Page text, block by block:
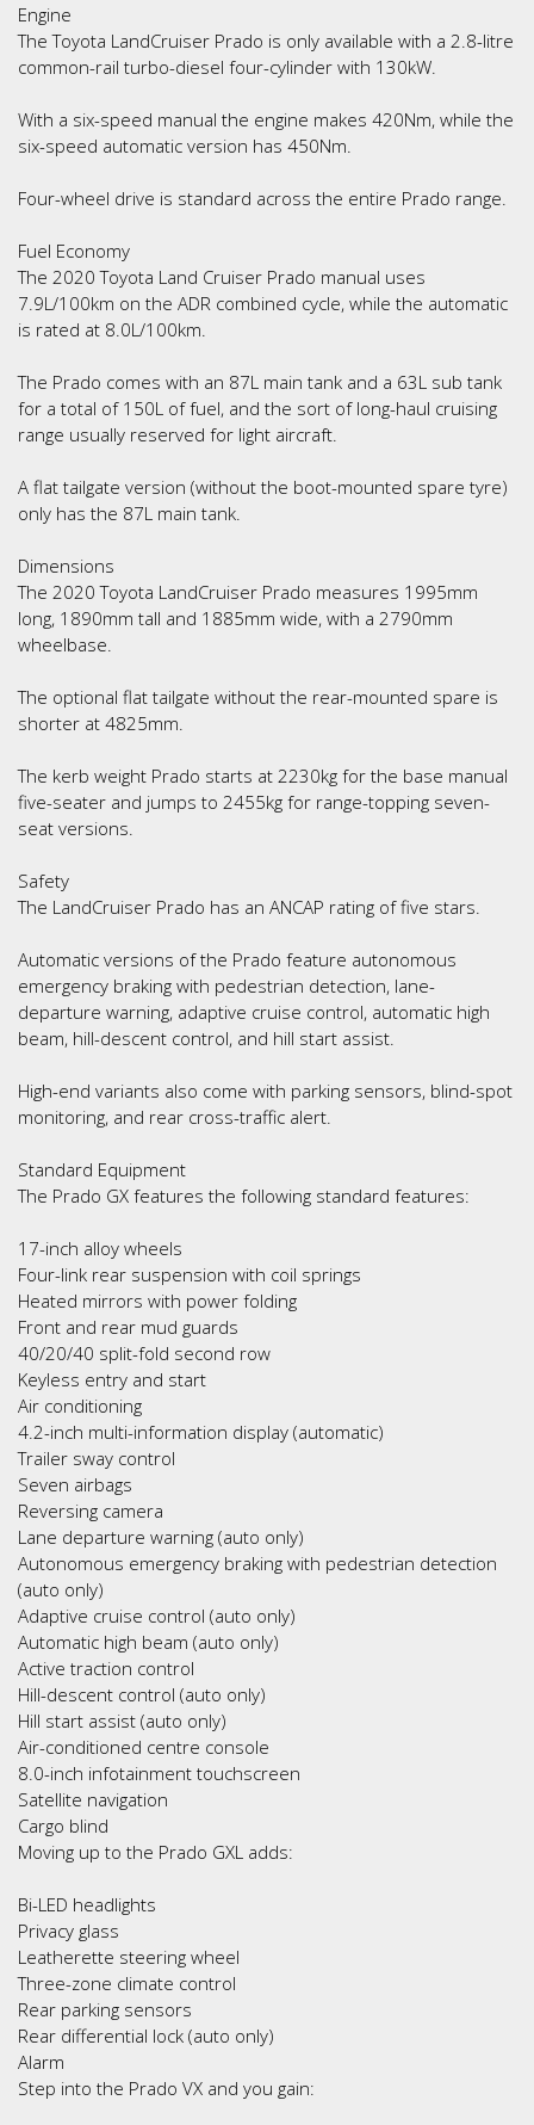
Engine
The Toyota LandCruiser Prado is only available with a 2.8-litre
common-rail turbo-diesel four-cylinder with 130kW.
With a six-speed manual the engine makes 420Nm, while the
six-speed automatic version has 450Nm.
Four-wheel drive is standard across the entire Prado range.
Fuel Economy
The 2020 Toyota Land Cruiser Prado manual uses
7.9L/100km on the ADR combined cycle, while the automatic
is rated at 8.0L/100km.
The Prado comes with an 87L main tank and a 63L sub tank
for a total of 150L of fuel, and the sort of long-haul cruising
range usually reserved for light aircraft.
A flat tailgate version (without the boot-mounted spare tyre)
only has the 87L main tank.
Dimensions
The 2020 Toyota LandCruiser Prado measures 1995mm
long, 1890mm tall and 1885mm wide, with a 2790mm
wheelbase.
The optional flat tailgate without the rear-mounted spare is
shorter at 4825mm.
The kerb weight Prado starts at 2230kg for the base manual
five-seater and jumps to 2455kg for range-topping seven-
seat versions.
Safety
The LandCruiser Prado has an ANCAP rating of five stars.
Automatic versions of the Prado feature autonomous
emergency braking with pedestrian detection, lane-
departure warning, adaptive cruise control, automatic high
beam, hill-descent control, and hill start assist.
High-end variants also come with parking sensors, blind-spot
monitoring, and rear cross-traffic alert.
Standard Equipment
The Prado GX features the following standard features:
17-inch alloy wheels
Four-link rear suspension with coil springs
Heated mirrors with power folding
Front and rear mud guards
40/20/40 split-fold second row
Keyless entry and start
Air conditioning
4.2-inch multi-information display (automatic)
Trailer sway control
Seven airbags
Reversing camera
Lane departure warning (auto only)
Autonomous emergency braking with pedestrian detection
(auto only)
Adaptive cruise control (auto only)
Automatic high beam (auto only)
Active traction control
Hill-descent control (auto only)
Hill start assist (auto only)
Air-conditioned centre console
8.0-inch infotainment touchscreen
Satellite navigation
Cargo blind
Moving up to the Prado GXL adds:
Bi-LED headlights
Privacy glass
Leatherette steering wheel
Three-zone climate control
Rear parking sensors
Rear differential lock (auto only)
Alarm
Step into the Prado VX and you gain: